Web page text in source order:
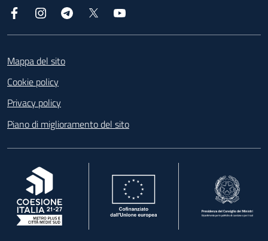
Facebook InstagramTelegram
Mappa del sito
Cookie policy
Privacy policy
Piano di miglioramento del sito
, apre in una nuova scheda